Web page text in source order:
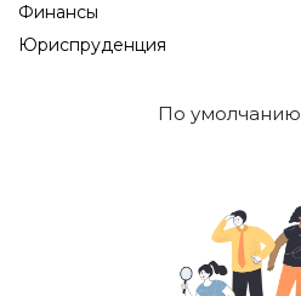
Финансы
Юриспруденция
По умолчанию